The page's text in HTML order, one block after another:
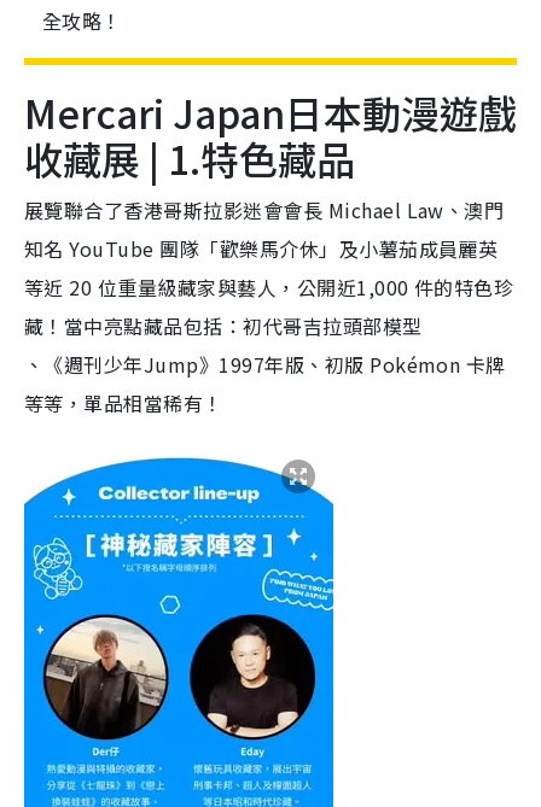
全攻略！
Mercari Japan日本動漫遊戲
收藏展 | 1.特色藏品
展覽聯合了香港哥斯拉影迷會會長 Michael Law、澳門
知名 YouTube 團隊「歡樂馬介休」及小薯茄成員麗英
等近 20 位重量級藏家與藝人，公開近1,000 件的特色珍
藏！當中亮點藏品包括：初代哥吉拉頭部模型
、《週刊少年Jump》1997年版、初版 Pokémon 卡牌
等等，單品相當稀有！